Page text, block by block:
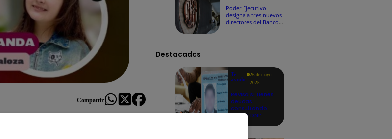
Compartir
Poder Ejecutivo
designa a tres nuevos
directores del Banco
Destacados
Te
ayudo
26 de mayo
2025
Revisa si tienes
deudas
consultando
con tu DNI: